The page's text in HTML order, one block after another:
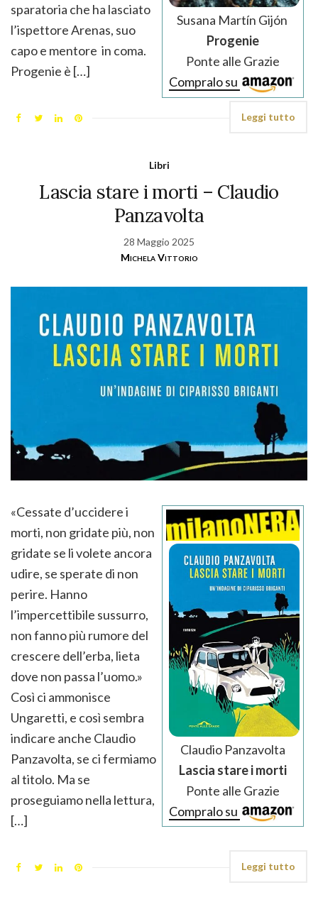
Susana Martín Gijón
Progenie
Ponte alle Grazie
Compralo su
sparatoria che ha lasciato
l’ispettore Arenas, suo
capo e mentore in coma.
Progenie è […]
Leggi tutto
Libri
Lascia stare i morti – Claudio
Panzavolta
28 Maggio 2025
Michela Vittorio
Claudio Panzavolta
Lascia stare i morti
Ponte alle Grazie
Compralo su
«Cessate d’uccidere i
morti, non gridate più, non
gridate se li volete ancora
udire, se sperate di non
perire. Hanno
l’impercettibile sussurro,
non fanno più rumore del
crescere dell’erba, lieta
dove non passa l’uomo.»
Così ci ammonisce
Ungaretti, e così sembra
indicare anche Claudio
Panzavolta, se ci fermiamo
al titolo. Ma se
proseguiamo nella lettura,
[…]
Leggi tutto